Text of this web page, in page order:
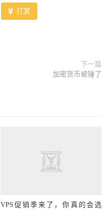
打赏
下一篇
加密货币被锤了
VPS促销季来了，你真的会选